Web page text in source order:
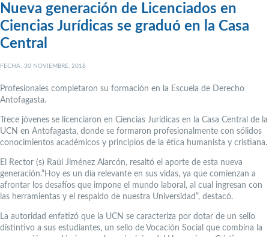
Nueva generación de Licenciados en
Ciencias Jurídicas se graduó en la Casa
Central
FECHA: 30 NOVIEMBRE, 2018
Profesionales completaron su formación en la Escuela de Derecho
Antofagasta.
Trece jóvenes se licenciaron en Ciencias Jurídicas en la Casa Central de la
UCN en Antofagasta, donde se formaron profesionalmente con sólidos
conocimientos académicos y principios de la ética humanista y cristiana.
El Rector (s) Raúl Jiménez Alarcón, resaltó el aporte de esta nueva
generación.“Hoy es un día relevante en sus vidas, ya que comienzan a
afrontar los desafíos que impone el mundo laboral, al cual ingresan con
las herramientas y el respaldo de nuestra Universidad”, destacó.
La autoridad enfatizó que la UCN se caracteriza por dotar de un sello
distintivo a sus estudiantes, un sello de Vocación Social que combina la